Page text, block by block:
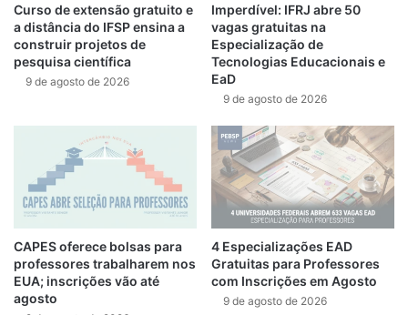
Curso de extensão gratuito e
a distância do IFSP ensina a
construir projetos de
pesquisa científica
9 de agosto de 2026
Imperdível: IFRJ abre 50
vagas gratuitas na
Especialização de
Tecnologias Educacionais e
EaD
9 de agosto de 2026
CAPES oferece bolsas para
professores trabalharem nos
EUA; inscrições vão até
agosto
4 Especializações EAD
Gratuitas para Professores
com Inscrições em Agosto
9 de agosto de 2026